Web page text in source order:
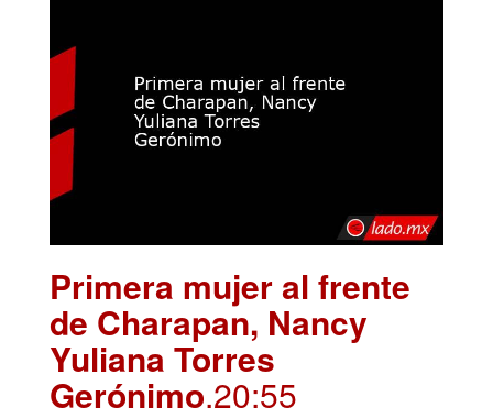
Primera mujer al frente
de Charapan, Nancy
Yuliana Torres
Gerónimo.20:55